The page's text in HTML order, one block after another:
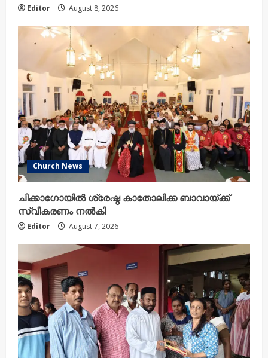
Editor August 8, 2026
Church News
ചിക്കാഗോയിൽ ശ്രേഷ്ഠ കാതോലിക്ക ബാവായ്ക്ക്
സ്വീകരണം നൽകി
Editor August 7, 2026